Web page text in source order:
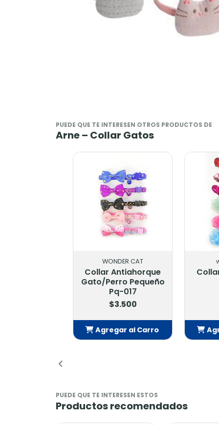
PUEDE QUE TE INTERESEN OTROS PRODUCTOS DE
Arne – Collar Gatos
OTRO
Collar Flores 35 Cm
R.15162
$1.500
Agregar al Carro
Collar
Cm T-S
PUEDE QUE TE INTERESEN ESTOS
Productos recomendados